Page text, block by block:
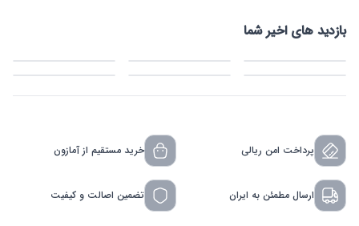
بازدید های اخیر شما
پرداخت امن ریالی خرید مستقیم از آمازون
ارسال مطمئن به ایران تضمین اصالت و کیفیت